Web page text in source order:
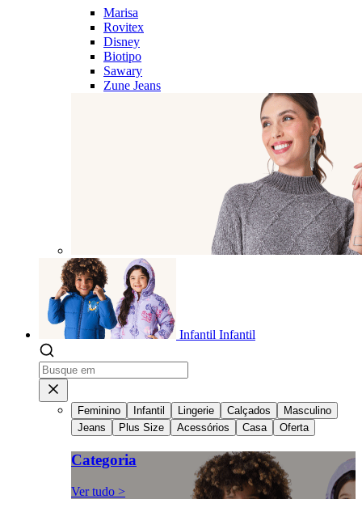
Marisa
Rovitex
Disney
Biotipo
Sawary
Zune Jeans
Infantil Infantil
Feminino Infantil Lingerie Calçados
Masculino
Jeans
Plus Size Acessórios Casa Oferta
Categoria
Ver tudo >